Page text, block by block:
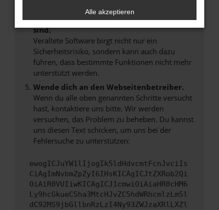
Stelle sicher, dass dein Browser und dein
Betriebssystem auf dem neuesten Stand
sind.
Veraltete Software birgt nicht nur ein
Sicherheitsrisiko, sondern kann auch dazu
führen, dass bestimmte Funktionen nicht mehr
unterstützt werden.
Wende dich an den Webseitenbetreiber.
Wenn du alle oben genannten Schritte versucht
hast, kontaktiere uns bitte. Wir werden
versuchen, das Problem zu beheben. Du kannst
uns diesen Text schicken, um uns bei der
Fehlersuche zu unterstützen:
ewogICJuYW1lIjogIk5ldHdvcmtFcnJvciIs
CiAgImNvbmZpZyI6IHsKICAgICJtZXRob2Qi
OiAiR0VUIiwKICAgICJ1cmwiOiAiaHR0cHM6
Ly9hcGkueC5ha3MtcHJvZC5hdWRhcmlzLm5l
dC92MS9jbGllbnRzLzI4Ny93ZWJzaXRlLXZl
Alle akzeptieren